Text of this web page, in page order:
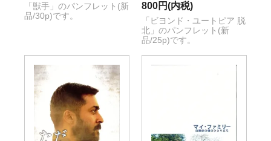
「獣手」のパンフレット(新
品/30p)です。
800円(内税)
「ビヨンド・ユートピア 脱
北」のパンフレット(新
品/25p)です。